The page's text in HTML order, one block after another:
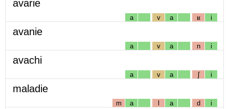
avarie
a v a ʁ i
avanie
a v a n i
avachi
a v a ʃ i
maladie
m a l a d i